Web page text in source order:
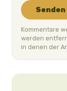
Senden
Kommentare
werden
in denen der